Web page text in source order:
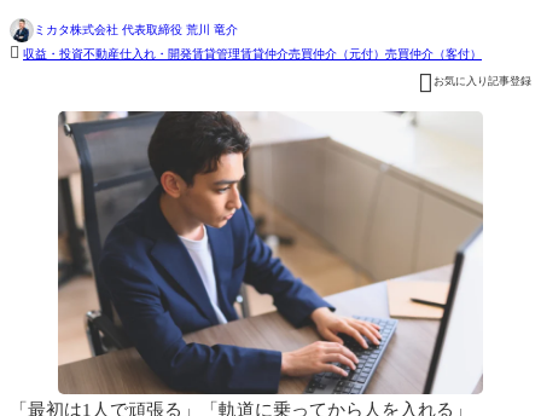
ミカタ株式会社 代表取締役 荒川 竜介
 収益・投資不動産仕入れ・開発賃貸管理賃貸仲介売買仲介（元付） 売買仲介（客付）
 お気に入り記事登録
「最初は1人で頑張る」「軌道に乗ってから人を入れる」